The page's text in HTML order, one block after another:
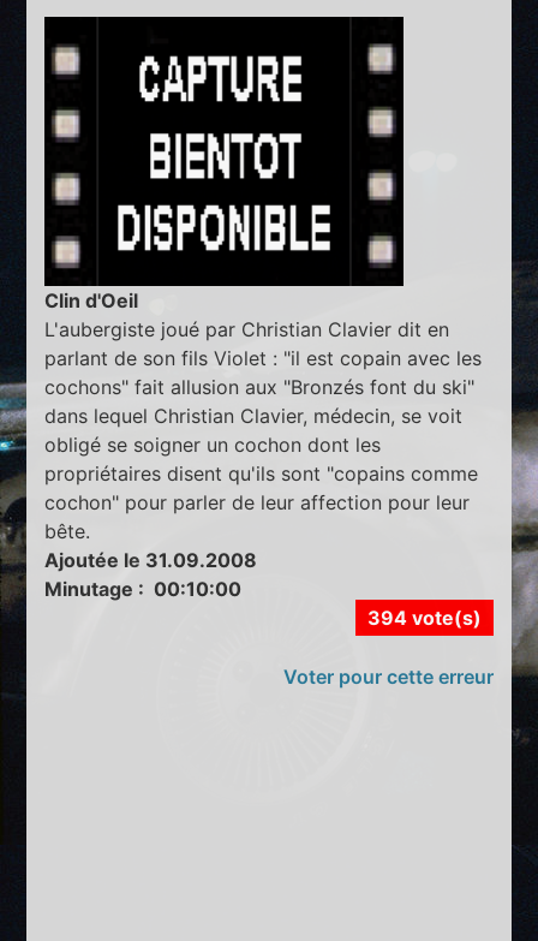
Clin d'Oeil
L'aubergiste joué par Christian Clavier dit en
parlant de son fils Violet : "il est copain avec les
cochons" fait allusion aux "Bronzés font du ski"
dans lequel Christian Clavier, médecin, se voit
obligé se soigner un cochon dont les
propriétaires disent qu'ils sont "copains comme
cochon" pour parler de leur affection pour leur
bête.
Ajoutée le 31.09.2008
Minutage : 00:10:00
394 vote(s)
Voter pour cette erreur